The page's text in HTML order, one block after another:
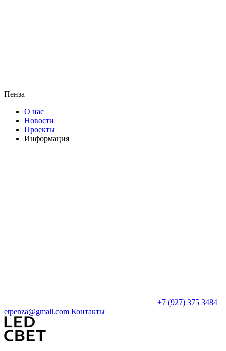
Пенза
О нас
Новости
Проекты
Информация
+7 (927) 375 3484
etpenza@gmail.com Контакты